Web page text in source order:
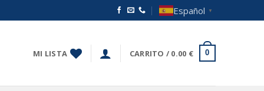
Español ▼
MI LISTA CARRITO / 0.00 € 0